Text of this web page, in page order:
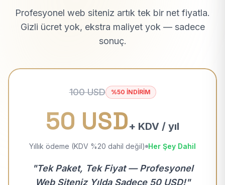
Profesyonel web siteniz artık tek bir net fiyatla.
Gizli ücret yok, ekstra maliyet yok — sadece
sonuç.
100 USD %50 İNDİRİM
50 USD+ KDV / yıl
Yıllık ödeme (KDV %20 dahil değil) Her Şey Dahil
"Tek Paket, Tek Fiyat — Profesyonel
Web Siteniz Yılda Sadece 50 USD!"